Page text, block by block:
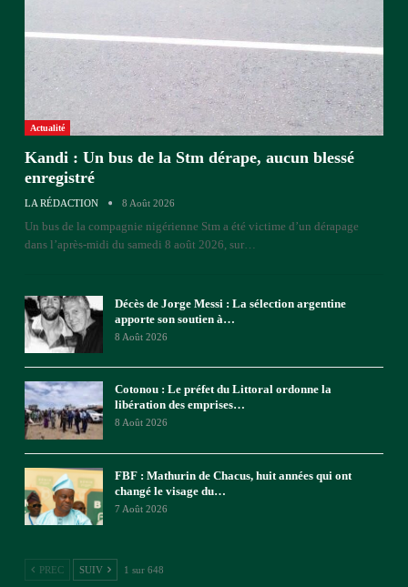
Actualité
Kandi : Un bus de la Stm dérape, aucun blessé
enregistré
LA RÉDACTION 8 Août 2026
Un bus de la compagnie nigérienne Stm a été victime d’un dérapage
dans l’après-midi du samedi 8 août 2026, sur
Décès de Jorge Messi : La sélection argentine
apporte son soutien à…
8 Août 2026
Cotonou : Le préfet du Littoral ordonne la
libération des emprises…
8 Août 2026
FBF : Mathurin de Chacus, huit années qui ont
changé le visage du…
7 Août 2026
PREC SUIV 1 sur 648